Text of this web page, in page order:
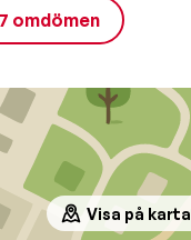
omdömen
Visa på karta